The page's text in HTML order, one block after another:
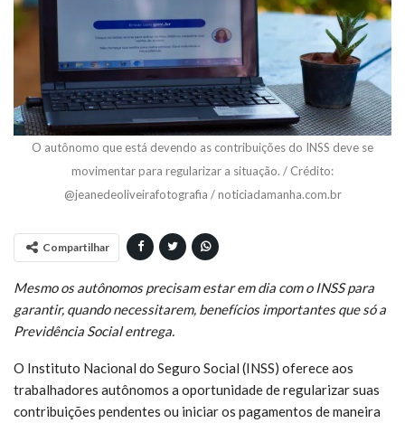
O autônomo que está devendo as contribuições do INSS deve se
movimentar para regularizar a situação. / Crédito:
@jeanedeoliveirafotografia / noticiadamanha.com.br
Compartilhar
Mesmo os autônomos precisam estar em dia com o INSS para
garantir, quando necessitarem, benefícios importantes que só a
Previdência Social entrega.
O Instituto Nacional do Seguro Social (INSS) oferece aos
trabalhadores autônomos a oportunidade de regularizar suas
contribuições pendentes ou iniciar os pagamentos de maneira